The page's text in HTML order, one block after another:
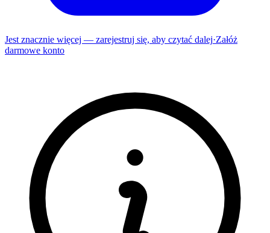
Jest znacznie więcej — zarejestruj się, aby czytać dalej·Załóż
darmowe konto